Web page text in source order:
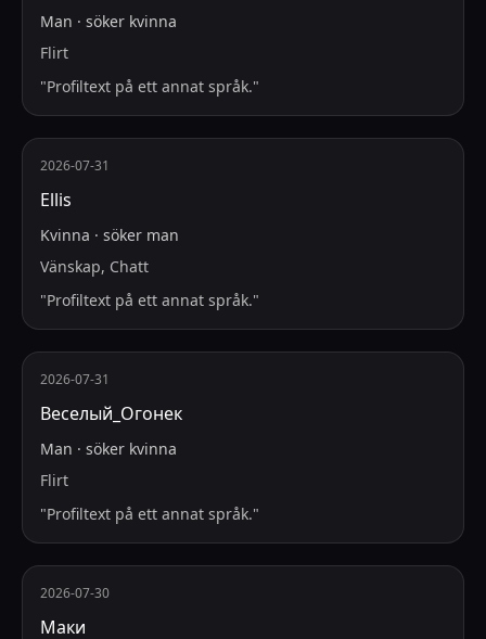
Man · söker kvinna
Flirt
"Profiltext på ett annat språk."
2026-07-31
Ellis
Kvinna · söker man
Vänskap, Chatt
"Profiltext på ett annat språk."
2026-07-31
Веселый_Огонек
Man · söker kvinna
Flirt
"Profiltext på ett annat språk."
2026-07-30
Маки